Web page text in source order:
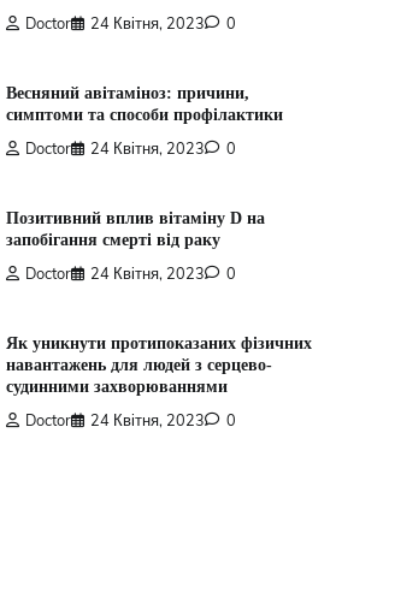
Doctor
24 Квітня, 2023 0
Весняний авітаміноз: причини,
симптоми та способи профілактики
Doctor
24 Квітня, 2023 0
Позитивний вплив вітаміну D на
запобігання смерті від раку
Doctor
24 Квітня, 2023 0
Як уникнути протипоказаних фізичних
навантажень для людей з серцево-
судинними захворюваннями
Doctor
24 Квітня, 2023 0